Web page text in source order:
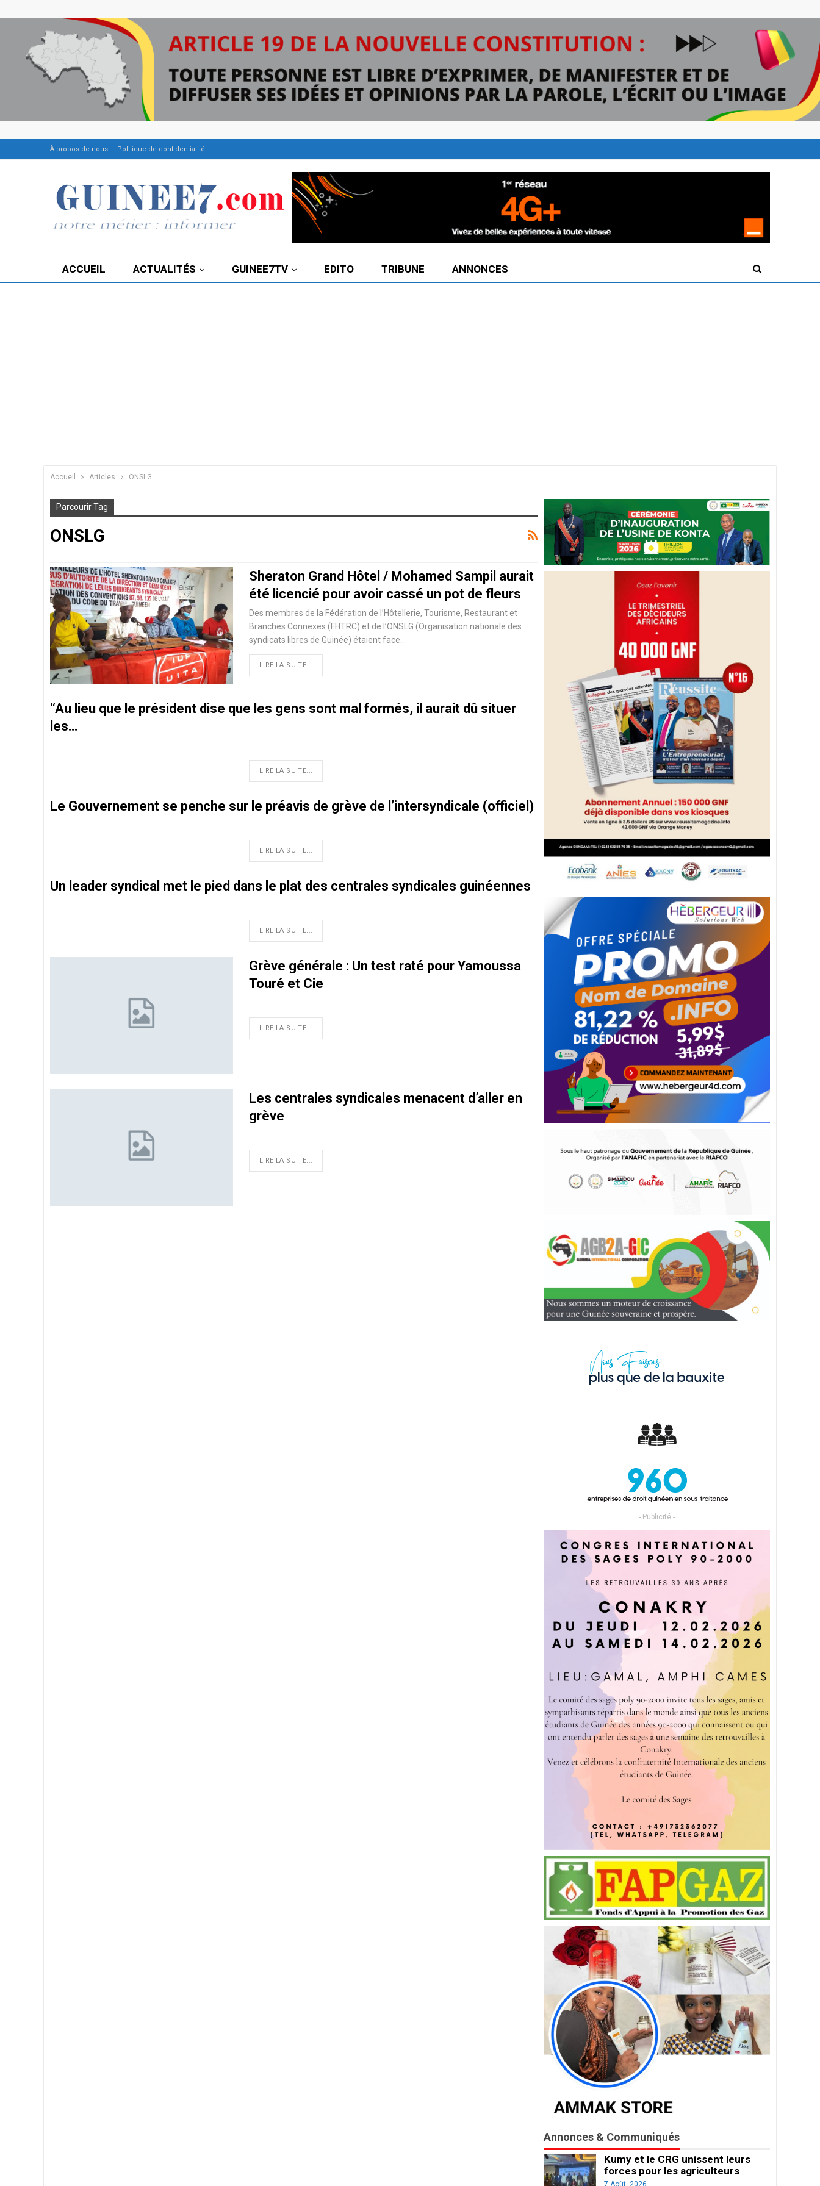
À propos de nous Politique de confidentialité
ACCUEIL ACTUALITÉS GUINEE7TV EDITO TRIBUNE ANNONCES
Accueil Articles ONSLG
Parcourir Tag
ONSLG
Sheraton Grand Hôtel / Mohamed Sampil aurait
été licencié pour avoir cassé un pot de fleurs
Des membres de la Fédération de l’Hôtellerie, Tourisme, Restaurant et
Branches Connexes (FHTRC) et de l’ONSLG (Organisation nationale des
syndicats libres de Guinée) étaient face
LIRE LA SUITE...
‘‘Au lieu que le président dise que les gens sont mal formés, il aurait dû situer
les…
LIRE LA SUITE...
Le Gouvernement se penche sur le préavis de grève de l’intersyndicale (officiel)
LIRE LA SUITE...
Un leader syndical met le pied dans le plat des centrales syndicales guinéennes
LIRE LA SUITE...
Grève générale : Un test raté pour Yamoussa
Touré et Cie
LIRE LA SUITE...
Les centrales syndicales menacent d’aller en
grève
LIRE LA SUITE...
- Publicité -
Annonces & Communiqués
Kumy et le CRG unissent leurs
forces pour les agriculteurs